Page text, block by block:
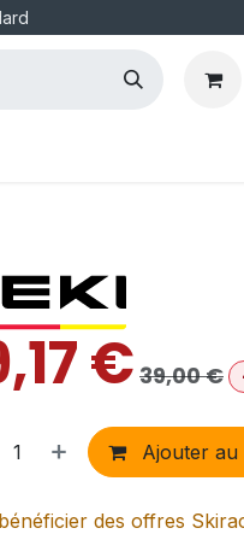
€ 39,00€
Ajouter au
des offres